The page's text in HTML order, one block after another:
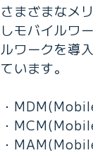
さまざまなメ
しモバイルワ
ルワークを導
ています。
・
・
・